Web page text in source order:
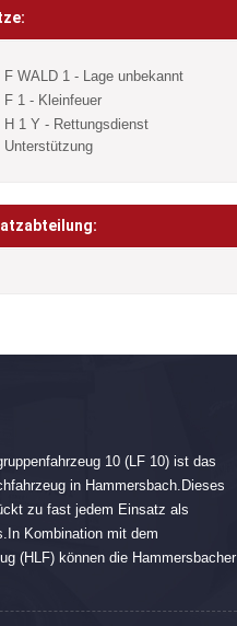
F WALD 1 - Lage unbekannt
F 1 - Kleinfeuer
H 1 Y - Rettungsdienst
Unterstützung
10 (LF 10) ist das
in Hammersbach.Dieses
zu fast jedem Einsatz als
Kombination mit dem
(HLF) können die Hammersbacher